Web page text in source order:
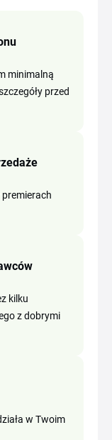
minimalną
przed
kilku
z dobrymi
w Twoim